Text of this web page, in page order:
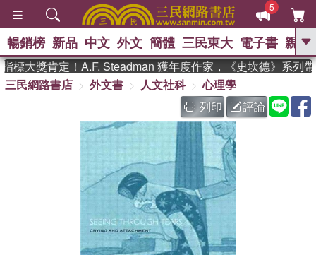
5
GO
熱搜： 東野圭吾 、 The Odyssey
、 如果歷史是一群喵 、 暑期
國際布克獎 臺灣漫遊錄 、 方
念華
台灣的李登輝時代
孩：黎曼猜想
、 偉大的迷走神經
暢銷榜 新品 中文 外文 簡體 三民東大 電子書 親子
大獎肯定！A.F. Steadman 獲年度作家，《史坎德》系列帶
三民網路書店
外文書 人文社科
心理學
列印
評論